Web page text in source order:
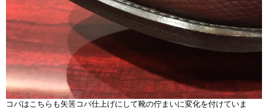
コバはこちらも矢筈コバ仕上げにして靴の佇まいに変化を付けていま